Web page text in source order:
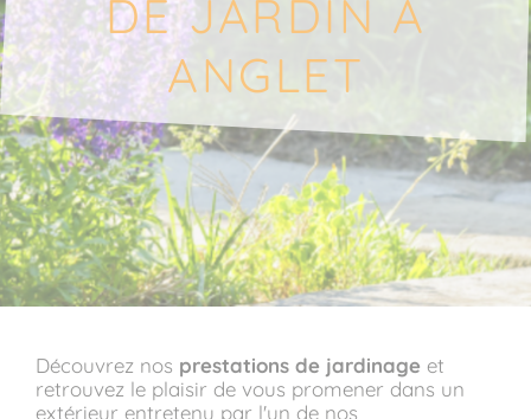
DE JARDIN À
ANGLET
Découvrez nos prestations de jardinage et
retrouvez le plaisir de vous promener dans un
extérieur entretenu par l'un de nos